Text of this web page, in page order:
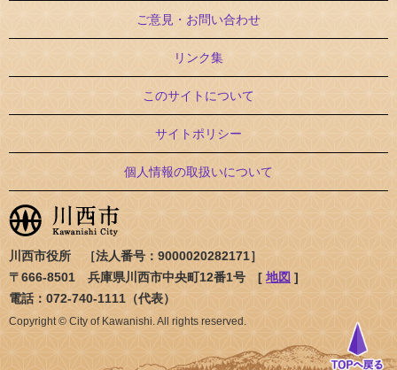
ご意見・お問い合わせ
リンク集
このサイトについて
サイトポリシー
個人情報の取扱いについて
川西市役所 ［法人番号：9000020282171］
〒666-8501 兵庫県川西市中央町12番1号 [ 地図 ]
電話：072-740-1111（代表）
Copyright © City of Kawanishi. All rights reserved.